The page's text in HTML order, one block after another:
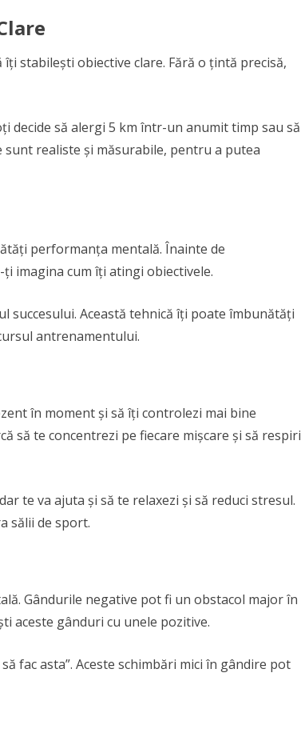
stabilești obiective clare. Fără o țintă precisă,
decide să alergi 5 km într-un anumit timp sau să
sunt realiste și măsurabile, pentru a putea
performanța mentală. Înainte de
imagina cum îți atingi obiectivele.
succesului. Această tehnică îți poate îmbunătăți
antrenamentului.
în moment și să îți controlezi mai bine
să te concentrezi pe fiecare mișcare și să respiri
te va ajuta și să te relaxezi și să reduci stresul.
sălii de sport.
Gândurile negative pot fi un obstacol major în
aceste gânduri cu unele pozitive.
fac asta”. Aceste schimbări mici în gândire pot